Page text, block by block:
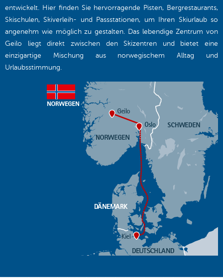
entwickelt. Hier finden Sie hervorragende Pisten, Bergrestaurants,
Skischulen, Skiverleih- und Passstationen, um Ihren Skiurlaub so
angenehm wie möglich zu gestalten. Das lebendige Zentrum von
Geilo liegt direkt zwischen den Skizentren und bietet eine
einzigartige Mischung aus norwegischem Alltag und
Urlaubsstimmung.